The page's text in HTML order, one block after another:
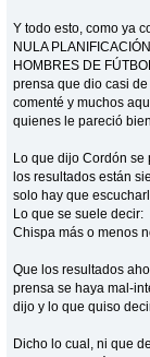
Y todo esto, como ya
NULA
HOMBRES DE
prensa que dio casi
comenté y muchos
quienes le pareció
Lo que dijo Cordón se
los resultados están
solo hay que
Lo que se suele decir:
Chispa más o menos
Que los resultados
prensa se haya mal-
dijo y lo que quiso
Dicho lo cual, ni que